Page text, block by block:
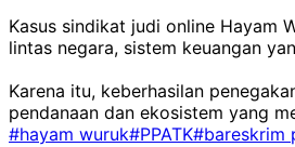
Kasus sindikat judi online Hayam
lintas negara, sistem keuangan
Karena itu, keberhasilan
pendanaan dan ekosistem yang
#hayam wuruk#PPATK#bareskrim